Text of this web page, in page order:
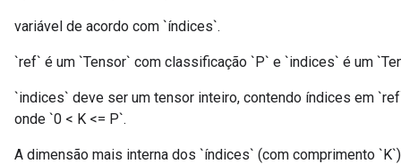
variável de acordo com `índices`.
`ref` é um `Tensor` com classificação `P` e `indices` é um
`indices` deve ser um tensor inteiro, contendo índices em
onde `0 < K <= P`.
A dimensão mais interna dos `índices` (com comprimento